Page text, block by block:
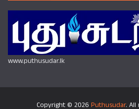
www.puthusudar.lk
Copyright © 2026 Puthusudar. All